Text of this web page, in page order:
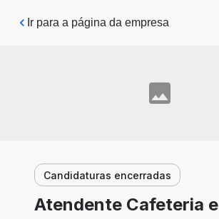
Pular para o conteúdo principal
Ir para a página da empresa
Candidaturas encerradas
Atendente Cafeteria e